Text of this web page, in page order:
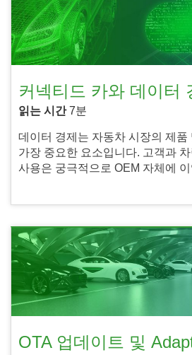
커넥티드 카와 데이터
읽는 시간7분
데이터 경제는 자동차 시장의 제품
가장 중요한 요소입니다. 고객과
사용은 궁극적으로 OEM 자체에
OTA 업데이트 및